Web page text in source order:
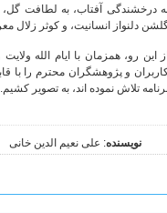
درخشندگی آفتاب، به لطافت گل،
دلنواز انسانیت، و کوثر زلال
از این رو، همزمان با ایام الله
و پژوهشگران محترم را با
تلاش نموده اند، به تصویر کشیم.
نویسنده: علی نعیم الدین خانی